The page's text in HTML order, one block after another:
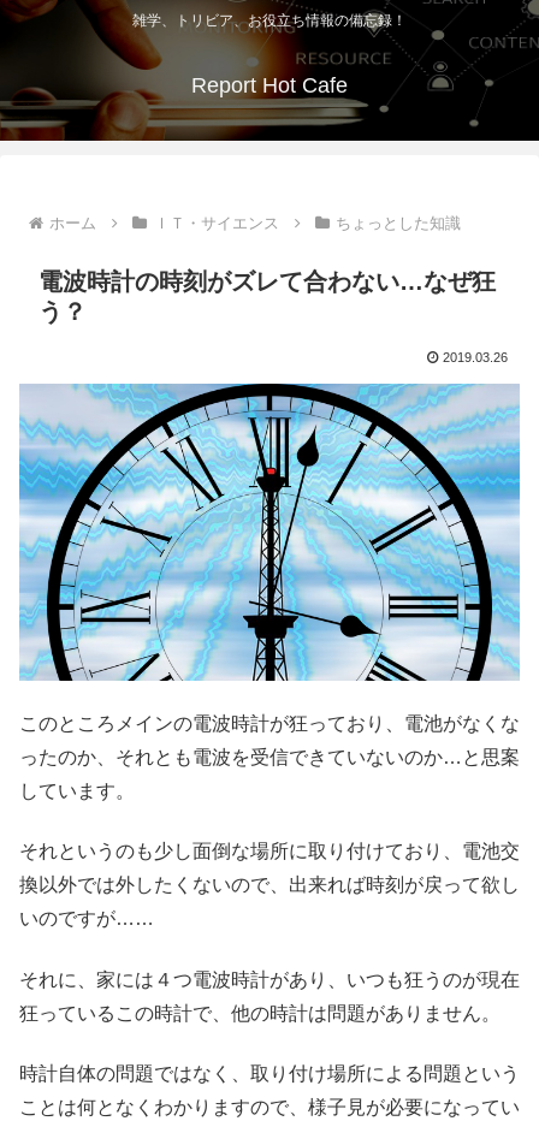
雑学、トリビア、お役立ち情報の備忘録！
Report Hot Cafe
ホーム ＩＴ・サイエンス ちょっとした知識
電波時計の時刻がズレて合わない…なぜ狂
う？
2019.03.26
このところメインの電波時計が狂っており、電池がなくな
ったのか、それとも電波を受信できていないのか…と思案
しています。
それというのも少し面倒な場所に取り付けており、電池交
換以外では外したくないので、出来れば時刻が戻って欲し
いのですが……
それに、家には４つ電波時計があり、いつも狂うのが現在
狂っているこの時計で、他の時計は問題がありません。
時計自体の問題ではなく、取り付け場所による問題という
ことは何となくわかりますので、様子見が必要になってい